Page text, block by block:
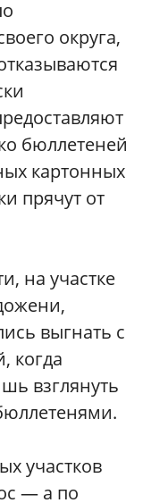
округа,
бюллетеней
картонных
прячут от
на участке
выгнать с
когда
взглянуть
участков
— а по